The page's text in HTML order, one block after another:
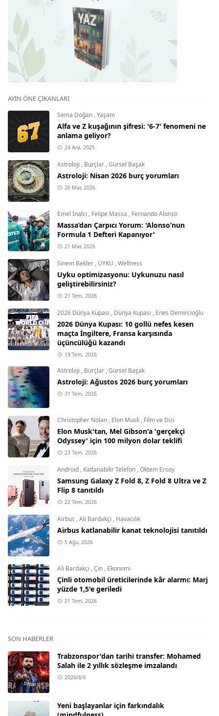
AYIN ÖNE ÇIKANLARI
Sema Doğan ,Yaşam
Alfa ve Z kuşağının şifresi: '6-7' fenomeni ne
anlama geliyor?
24 Ara, 2025
Astroloji , Burçlar ,Gürsel Başak
Astroloji: Nisan 2026 burç yorumları
26 Mar, 2026
Emel İnalcı , Felipe Massa , Fernando Alonso
Massa’dan Çarpıcı Yorum: 'Alonso’nun
Formula 1 Defteri Kapanıyor'
21 Mar, 2026
Sinem Bekler , UYKU ,Wellness
Uyku optimizasyonu: Uykunuzu nasıl
geliştirebilirsiniz?
21 Tem, 2026
2026 Dünya Kupası , Dünya Kupası , Enes Demircioğlu
2026 Dünya Kupası: 10 gollü nefes kesen
maçta İngiltere, Fransa karşısında
üçüncülüğü kazandı
19 Tem, 2026
Astroloji , Burçlar ,Gürsel Başak
Astroloji: Ağustos 2026 burç yorumları
31 Tem, 2026
Christopher Nolan , Elon Musk , Film ve Dizi
Elon Musk'tan, Mel Gibson'a 'gerçekçi
Odyssey' için 100 milyon dolar teklifi
23 Tem, 2026
Android , Katlanabilir Telefon ,Öktem Ersoy
Samsung Galaxy Z Fold 8, Z Fold 8 Ultra ve Z
Flip 8 tanıtıldı
22 Tem, 2026
Airbus ,Ali Bardakçı , Havacılık
Airbus katlanabilir kanat teknolojisi tanıtıldı
5 Ağu, 2026
Ali Bardakçı ,Çin , Ekonomi
Çinli otomobil üreticilerinde kâr alarmı: Marj
yüzde 1,5'e geriledi
21 Tem, 2026
SON HABERLER
Trabzonspor'dan tarihi transfer: Mohamed
Salah ile 2 yıllık sözleşme imzalandı
2026/8/6
Yeni başlayanlar için farkındalık